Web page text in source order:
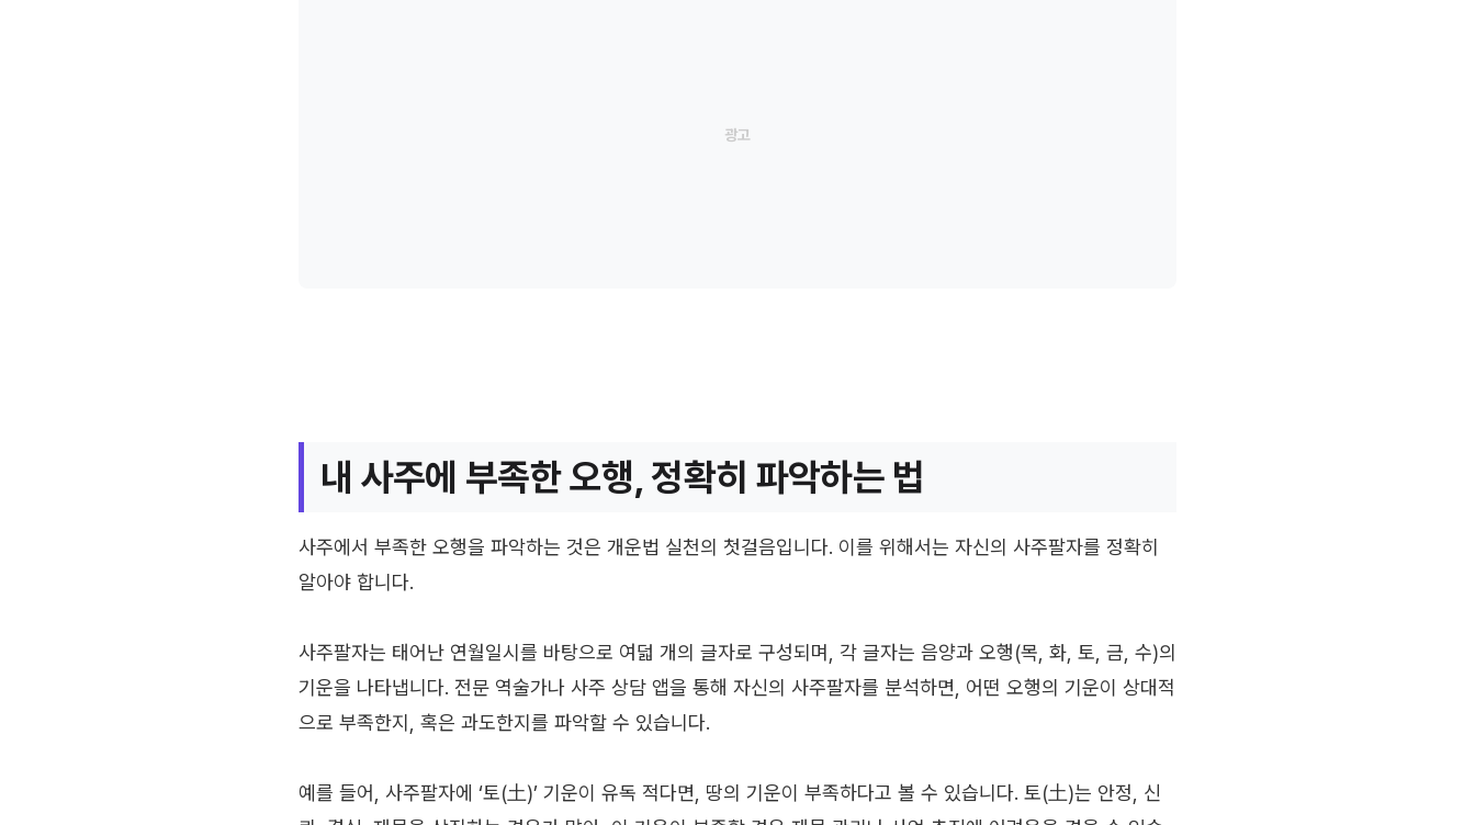
내 사주에 부족한 오행, 정확히 파악하는 법
사주에서 부족한 오행을 파악하는 것은 개운법 실천의 첫걸음입니다. 이를 위해서는 자신의 사주팔자를 정확히
알아야 합니다.
사주팔자는 태어난 연월일시를 바탕으로 여덟 개의 글자로 구성되며, 각 글자는 음양과 오행(목, 화, 토, 금, 수)의
기운을 나타냅니다. 전문 역술가나 사주 상담 앱을 통해 자신의 사주팔자를 분석하면, 어떤 오행의 기운이 상대적
으로 부족한지, 혹은 과도한지를 파악할 수 있습니다.
예를 들어, 사주팔자에 ‘토(土)’ 기운이 유독 적다면, 땅의 기운이 부족하다고 볼 수 있습니다. 토(土)는 안정, 신